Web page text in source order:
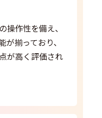
操作性を備え、
揃っており、
が高く評価され